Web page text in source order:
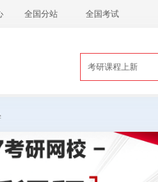
全国分站 全国考试